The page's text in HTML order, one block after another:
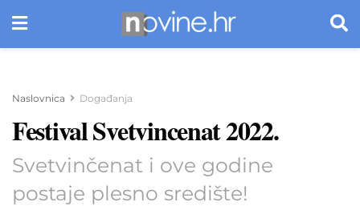
Naslovnica Događanja
Festival Svetvincenat 2022.
Svetvinčenat i ove godine
postaje plesno središte!